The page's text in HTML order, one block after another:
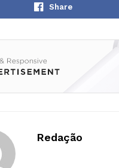
Share
Redação